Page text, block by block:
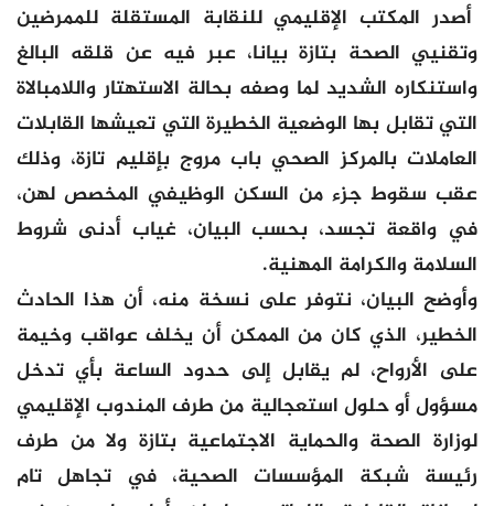
أصدر المكتب الإقليمي للنقابة المستقلة للممرضين
وتقنيي الصحة بتازة بيانا، عبر فيه عن قلقه البالغ
واستنكاره الشديد لما وصفه بحالة الاستهتار واللامبالاة
التي تقابل بها الوضعية الخطيرة التي تعيشها القابلات
العاملات بالمركز الصحي باب مروج بإقليم تازة، وذلك
عقب سقوط جزء من السكن الوظيفي المخصص لهن،
في واقعة تجسد، بحسب البيان، غياب أدنى شروط
السلامة والكرامة المهنية.
وأوضح البيان، نتوفر على نسخة منه، أن هذا الحادث
الخطير، الذي كان من الممكن أن يخلف عواقب وخيمة
على الأرواح، لم يقابل إلى حدود الساعة بأي تدخل
مسؤول أو حلول استعجالية من طرف المندوب الإقليمي
لوزارة الصحة والحماية الاجتماعية بتازة ولا من طرف
رئيسة شبكة المؤسسات الصحية، في تجاهل تام